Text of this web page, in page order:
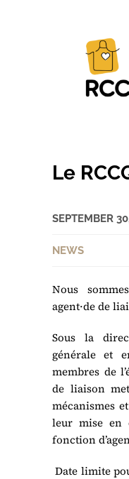
Le
SEPTEMBER
NEWS
Nous
agent·de de
Sous la
générale et
membres de
de liaison
mécanismes
leur mise en
fonction
Date limite